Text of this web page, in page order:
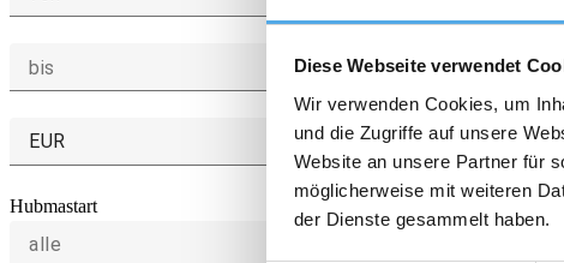
Diese Webseite verwendet
Wir verwenden Cookies, um
und die Zugriffe auf unsere
Website an unsere Partner für
möglicherweise mit weiteren
der Dienste gesammelt haben.
bis
EUR
Hubmastart
alle